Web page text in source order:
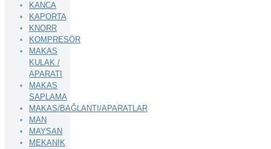
KANCA
KAPORTA
KNORR
KOMPRESÖR
MAKAS
KULAK /
APARATI
MAKAS
SAPLAMA
MAKAS/BAĞLANTI/APARATLAR
MAN
MAYSAN
MEKANİK